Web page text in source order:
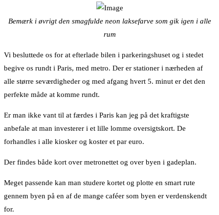
Bemærk i øvrigt den smagfulde neon laksefarve som gik igen i alle
rum
Vi besluttede os for at efterlade bilen i parkeringshuset og i stedet
begive os rundt i Paris, med metro. Der er stationer i nærheden af
alle større seværdigheder og med afgang hvert 5. minut er det den
perfekte måde at komme rundt.
Er man ikke vant til at færdes i Paris kan jeg på det kraftigste
anbefale at man investerer i et lille lomme oversigtskort. De
forhandles i alle kiosker og koster et par euro.
Der findes både kort over metronettet og over byen i gadeplan.
Meget passende kan man studere kortet og plotte en smart rute
gennem byen på en af de mange caféer som byen er verdenskendt
for.